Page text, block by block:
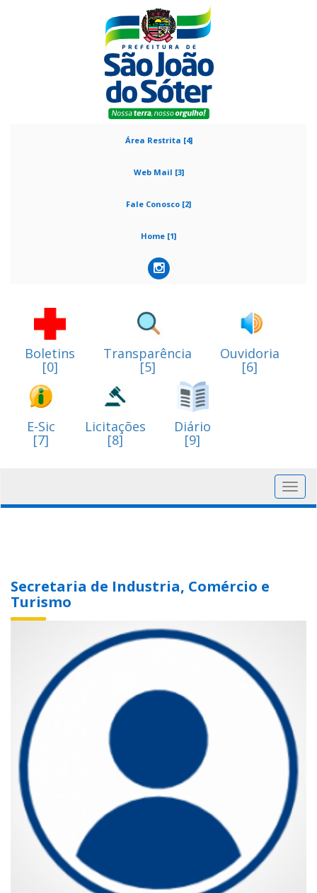
Área Restrita [4]
Web Mail [3]
Fale Conosco [2]
Home [1]
Boletins
[0]
Transparência
[5]
Ouvidoria
[6]
E-Sic
[7]
Licitações
[8]
Diário
[9]
Secretaria de Industria, Comércio e
Turismo